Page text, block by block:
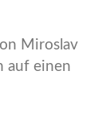
Miroslav
auf einen